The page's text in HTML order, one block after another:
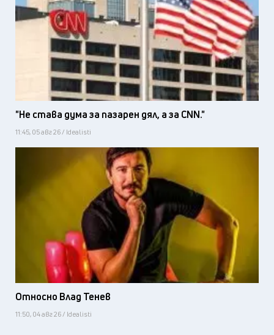
"Не става дума за пазарен дял, а за CNN."
11:45, 05 авг 26 / Idealisti
Относно Влад Тенев
11:50, 04 авг 26 / Idealisti